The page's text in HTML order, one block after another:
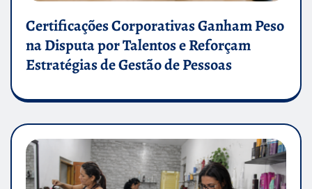
Certificações Corporativas Ganham Peso
na Disputa por Talentos e Reforçam
Estratégias de Gestão de Pessoas